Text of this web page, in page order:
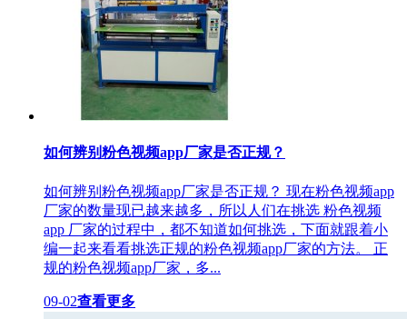
如何辨别粉色视频app厂家是否正规？
如何辨别粉色视频app厂家是否正规？ 现在粉色视频app
厂家的数量现已越来越多，所以人们在挑选 粉色视频
app 厂家的过程中，都不知道如何挑选，下面就跟着小
编一起来看看挑选正规的粉色视频app厂家的方法。 正
规的粉色视频app厂家，多...
09-02查看更多